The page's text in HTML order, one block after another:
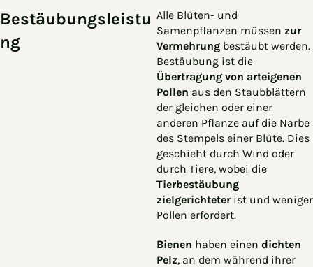
Bestäubungsleistu
ng
Alle Blüten- und
Samenpflanzen müssen zur
Vermehrung bestäubt werden.
Bestäubung ist die
Übertragung von arteigenen
Pollen aus den Staubblättern
der gleichen oder einer
anderen Pflanze auf die Narbe
des Stempels einer Blüte. Dies
geschieht durch Wind oder
durch Tiere, wobei die
Tierbestäubung
zielgerichteterist und weniger
Pollen erfordert.
Bienen haben einen dichten
Pelz, an dem während ihrer